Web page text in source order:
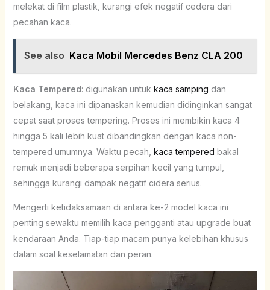
melekat di film plastik, kurangi efek negatif cedera dari
pecahan kaca.
See also Kaca Mobil Mercedes Benz CLA 200
Kaca Tempered: digunakan untuk kaca samping dan
belakang, kaca ini dipanaskan kemudian didinginkan sangat
cepat saat proses tempering. Proses ini membikin kaca 4
hingga 5 kali lebih kuat dibandingkan dengan kaca non-
tempered umumnya. Waktu pecah, kaca tempered bakal
remuk menjadi beberapa serpihan kecil yang tumpul,
sehingga kurangi dampak negatif cidera serius.
Mengerti ketidaksamaan di antara ke-2 model kaca ini
penting sewaktu memilih kaca pengganti atau upgrade buat
kendaraan Anda. Tiap-tiap macam punya kelebihan khusus
dalam soal keselamatan dan peran.